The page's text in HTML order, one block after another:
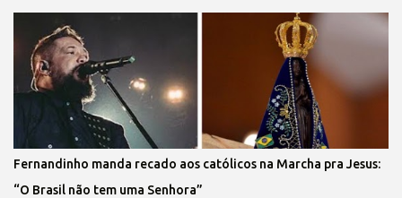
Fernandinho manda recado aos católicos na Marcha pra Jesus:
“O Brasil não tem uma Senhora”